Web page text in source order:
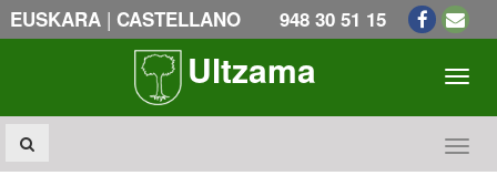
EUSKARA | CASTELLANO 948 30 51 15
Ultzama